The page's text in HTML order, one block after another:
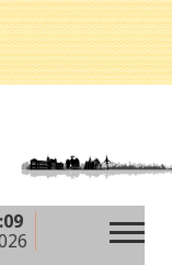
полтавських